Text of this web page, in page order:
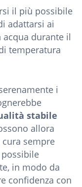
il più possibile
adattarsi ai
acqua durante il
temperatura
i
stabile
allora
sempre
in modo da
confidenza con